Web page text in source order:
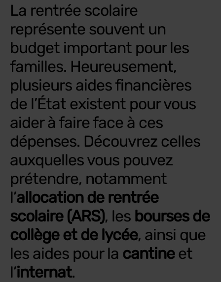
La rentrée scolaire
représente souvent un
budget important pour les
familles. Heureusement,
plusieurs aides financières
de l’État existent pour vous
aider à faire face à ces
dépenses. Découvrez celles
auxquelles vous pouvez
prétendre, notamment
l’allocation de rentrée
scolaire (ARS), les bourses de
collège et de lycée, ainsi que
les aides pour la cantineet
l’internat.